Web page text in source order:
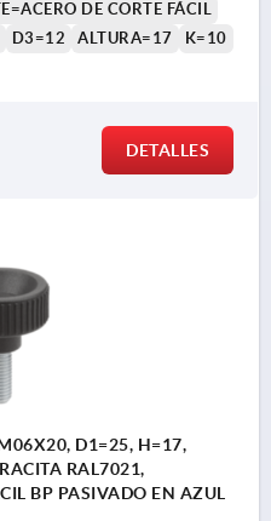
DE CORTE FÁCIL
D3=12 ALTURA=17 K=10
DETALLES
D1=25, H=17,
RAL7021,
BP PASIVADO EN AZUL